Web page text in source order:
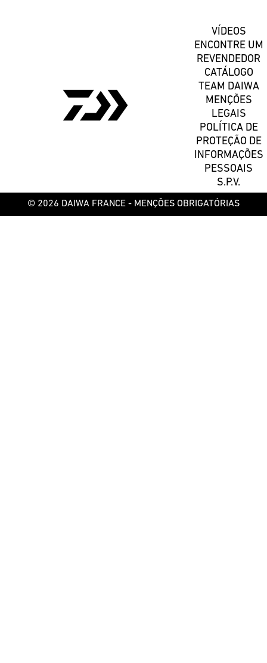
VÍDEOS
ENCONTRE UM
REVENDEDOR
CATÁLOGO
TEAM DAIWA
MENÇÕES
LEGAIS
POLÍTICA DE
PROTEÇÃO DE
INFORMAÇÕES
PESSOAIS
S.P.V.
© 2026 DAIWA FRANCE - MENÇÕES OBRIGATÓRIAS